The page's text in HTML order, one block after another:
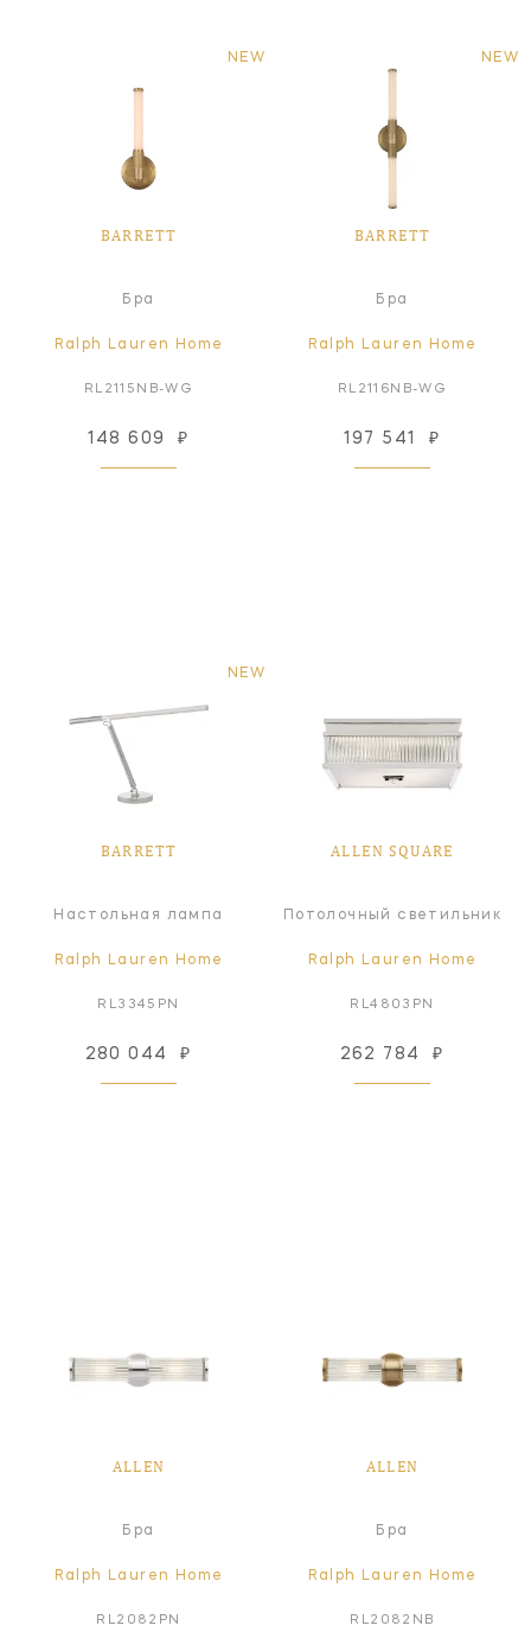
NEW
BARRETT
Бра
Ralph Lauren Home
RL2115NB-WG
148 609 ₽
NEW
BARRETT
Бра
Ralph Lauren Home
RL2116NB-WG
197 541 ₽
NEW
BARRETT
Настольная лампа
Ralph Lauren Home
RL3345PN
280 044 ₽
ALLEN SQUARE
Потолочный светильник
Ralph Lauren Home
RL4803PN
262 784 ₽
ALLEN
Бра
Ralph Lauren Home
RL2082PN
ALLEN
Бра
Ralph Lauren Home
RL2082NB